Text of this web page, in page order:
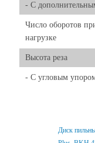
- C
Число оборотов
нагрузке
Высота реза
- C угловым
Диск